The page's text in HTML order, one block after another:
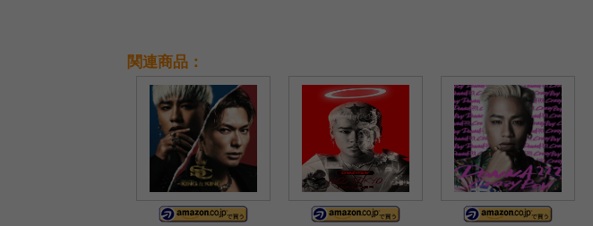
関連商品：